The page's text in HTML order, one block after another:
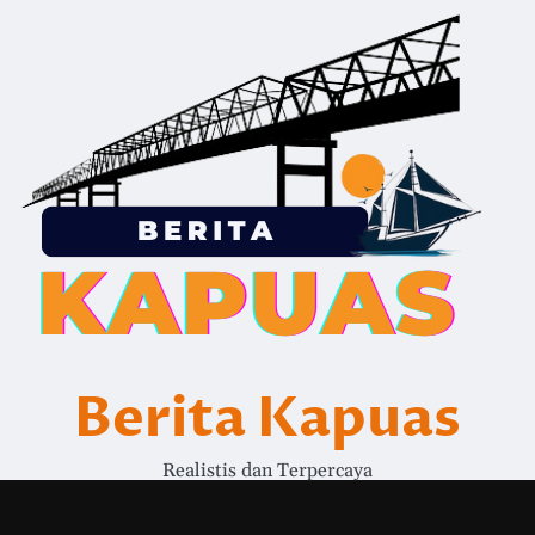
Berita Kapuas
Realistis dan Terpercaya